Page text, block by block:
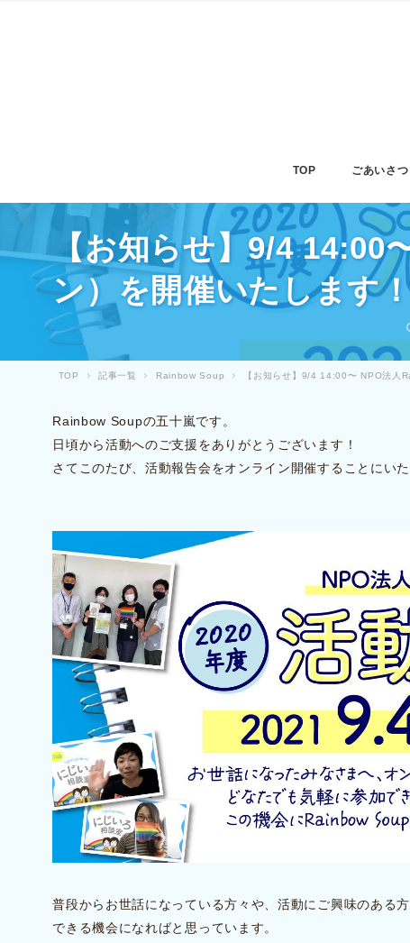
TOP ごあいさつ
【お知らせ】9/4 14:00
ン）を開催いたします
TOP 記事一覧 Rainbow Soup 【お知らせ】9/4 14:00〜 NPO法人
Rainbow Soupの五十嵐です。
日頃から活動へのご支援をありがとうございます！
さてこのたび、活動報告会をオンライン開催することにいた
普段からお世話になっている方々や、活動にご興味のある
できる機会になればと思っています。